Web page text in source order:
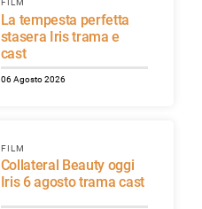
FILM
La tempesta perfetta
stasera Iris trama e
cast
06 Agosto 2026
FILM
Collateral Beauty oggi
Iris 6 agosto trama cast